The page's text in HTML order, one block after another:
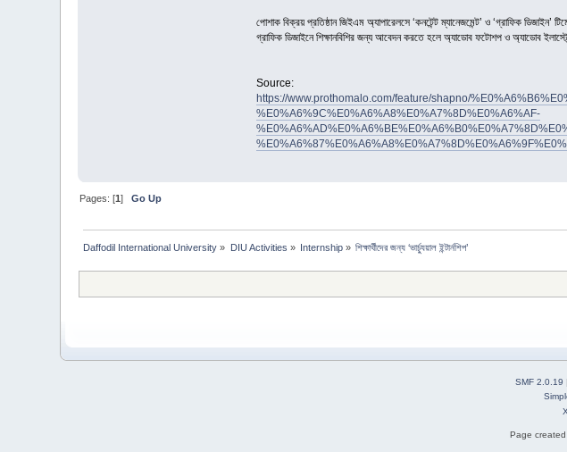
পোশাক বিক্রয় প্রতিষ্ঠান জিইএম অ্যাপারেলসে ‘কনটেন্ট ম্যানেজমেন্ট’ ও ‘গ্রাফিক ডিজাইন’
গ্রাফিক ডিজাইনে শিক্ষানবিশির জন্য আবেদন করতে হলে অ্যাডোব ফটোশপ ও অ্যাডোব
Source:
https://www.prothomalo.com/feature/shapno/
%E0%A6%9C%E0%A6%A8%E0%A7%8D%E0%A6%AF-
Pages: [1]Go Up
Daffodil International University » DIU Activities » Internship » শিক্ষার্থীদের জন্য ‘ভার্চ্যুয়াল ইন্টার্নশিপ’
SMF 2.0.19
Page